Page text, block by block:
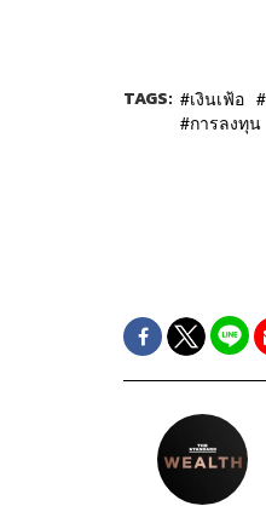
TAGS: เงินเฟ้อ
การลงทุน